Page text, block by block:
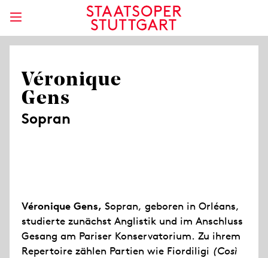
Véronique
Gens
Sopran
Véronique Gens, Sopran, geboren in Orléans,
studierte zunächst Anglistik und im Anschluss
Gesang am Pariser Konservatorium. Zu ihrem
Repertoire zählen Partien wie Fiordiligi (Così